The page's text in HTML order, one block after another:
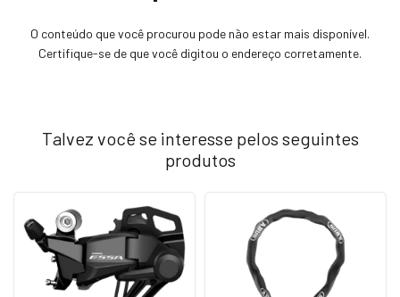
O conteúdo que você procurou pode não estar mais disponível.
Certifique-se de que você digitou o endereço corretamente.
Talvez você se interesse pelos seguintes
produtos